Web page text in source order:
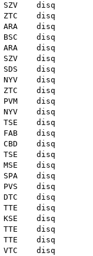
SZV disq
ZTC disq
ARA disq
BSC disq
ARA disq
SZV disq
SDS disq
NYV disq
ZTC disq
PVM disq
NYV disq
TSE disq
FAB disq
CBD disq
TSE disq
MSE disq
SPA disq
PVS disq
DTC disq
TTE disq
KSE disq
TTE disq
TTE disq
VTC disq